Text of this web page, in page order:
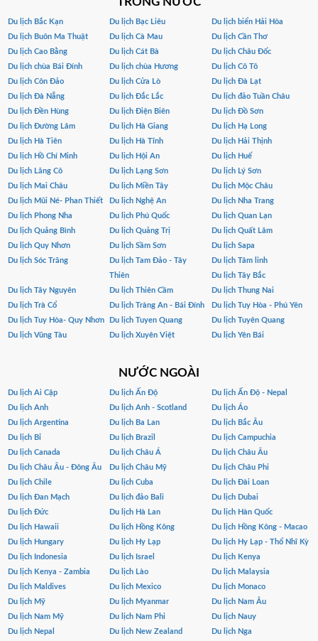
Du lịch Bắc Kạn Du lịch Bạc Liêu
Du lịch biển Hải Hòa
Du lịch Buôn Ma Thuật
Du lịch Cà Mau
Du lịch Cần Thơ
Du lịch Cao Bằng
Du lịch Cát Bà
Du lịch Châu Đốc
Du lịch chùa Bái Đính
Du lịch chùa Hương
Du lịch Cô Tô
Du lịch Côn Đảo
Du lịch Cửa Lò
Du lịch Đà Lạt
Du lịch Đà Nẵng
Du lịch Đắc Lắc
Du lịch đảo Tuần Châu
Du lịch Đền Hùng
Du lịch Điện Biên
Du lịch Đồ Sơn
Du lịch Đường Lâm
Du lịch Hà Giang
Du lịch Hạ Long
Du lịch Hà Tiên
Du lịch Hà Tĩnh
Du lịch Hải Thịnh
Du lịch Hồ Chí Minh
Du lịch Hội An
Du lịch Huế
Du lịch Lăng Cô
Du lịch Lạng Sơn
Du lịch Lý Sơn
Du lịch Mai Châu
Du lịch Miền Tây
Du lịch Mộc Châu
Du lịch Mũi Né- Phan Thiết
Du lịch Nghệ An
Du lịch Nha Trang
Du lịch Phong Nha
Du lịch Phú Quốc
Du lịch Quan Lạn
Du lịch Quảng Bình
Du lịch Quảng Trị
Du lịch Quất Lâm
Du lịch Quy Nhơn
Du lịch Sầm Sơn
Du lịch Sapa
Du lịch Sóc Trăng
Du lịch Tam Đảo - Tây
Thiên
Du lịch Tâm linh
Du lịch Tây Bắc
Du lịch Tây Nguyên
Du lịch Thiên Cầm
Du lịch Thung Nai
Du lịch Trà Cổ
Du lịch Tràng An - Bái Đính
Du lịch Tuy Hòa - Phú Yên
Du lịch Tuy Hòa- Quy Nhơn
Du lịch Tuyen Quang
Du lịch Tuyên Quang
Du lịch Vũng Tàu
Du lịch Xuyên Việt Du lịch Yên Bái
NƯỚC NGOÀI
Du lịch Ai Cập Du lịch Ấn Độ
Du lịch Ấn Độ - Nepal
Du lịch Anh
Du lịch Anh - Scotland
Du lịch Áo
Du lịch Argentina
Du lịch Ba Lan
Du lịch Bắc Âu
Du lịch Bỉ
Du lịch Brazil
Du lịch Campuchia
Du lịch Canada
Du lịch Châu Á
Du lịch Châu Âu
Du lịch Châu Âu - Đông Âu
Du lịch Châu Mỹ
Du lịch Châu Phi
Du lịch Chile
Du lịch Cuba
Du lịch Đài Loan
Du lịch Đan Mạch
Du lịch đảo Bali
Du lịch Dubai
Du lịch Đức
Du lịch Hà Lan
Du lịch Hàn Quốc
Du lịch Hawaii
Du lịch Hồng Kông
Du lịch Hồng Kông - Macao
Du lịch Hungary
Du lịch Hy Lạp
Du lịch Hy Lạp - Thổ Nhĩ Kỳ
Du lịch Indonesia
Du lịch Israel
Du lịch Kenya
Du lịch Kenya - Zambia
Du lịch Lào
Du lịch Malaysia
Du lịch Maldives
Du lịch Mexico
Du lịch Monaco
Du lịch Mỹ
Du lịch Myanmar
Du lịch Nam Âu
Du lịch Nam Mỹ
Du lịch Nam Phi
Du lịch Nauy
Du lịch Nepal
Du lịch New Zealand
Du lịch Nga